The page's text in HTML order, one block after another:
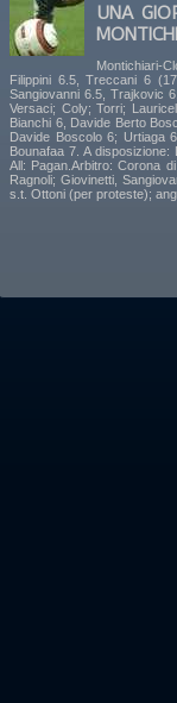
UNA
Montichiari-
Filippini 6.5, Treccani 6
Sangiovanni 6.5, Trajkovic
Versaci; Coly; Torri;
Bianchi 6, Davide Berto
Davide Boscolo 6; Urtiaga
Bounafaa 7. A
All: Pagan.Arbitro: Corona
Ragnoli; Giovinetti,
s.t. Ottoni (per proteste);